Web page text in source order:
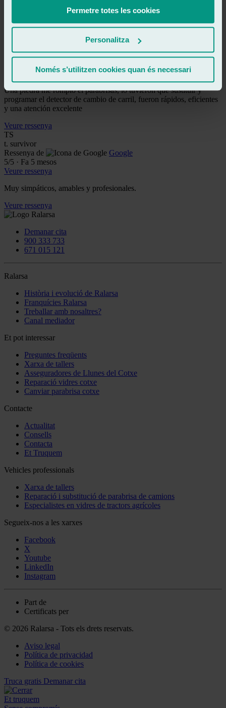
Permetre totes les cookies
Personalitza
Només s’utilitzen cookies quan és necessari
me pregunta dónde tintar las lunes, este es el lugar indicado
Veure ressenya
Ressenya de
Google
Veure ressenya
Una piedra me rompió el parabrisas, lo tuvieron que sustituir y
programar el detector de cambio de carril, fueron rápidos, eficientes
y una atención excelente
Veure ressenya
TS
t. survivor
Ressenya de
Google
5/5 · Fa 5 mesos
Veure ressenya
Muy simpáticos, amables y profesionales.
Veure ressenya
Demanar cita
900 333 733
671 015 121
Ralarsa
Història i evolució de Ralarsa
Franquícies Ralarsa
Treballar amb nosaltres?
Canal mediador
Et pot interessar
Preguntes freqüents
Xarxa de tallers
Asseguradores de Llunes del Cotxe
Reparació vidres cotxe
Canviar parabrisa cotxe
Contacte
Actualitat
Consells
Contacta
Et Truquem
Vehicles professionals
Xarxa de tallers
Reparació i substitució de parabrisa de camions
Especialistes en vidres de tractors agrícoles
Segueix-nos a les xarxes
Facebook
X
Youtube
LinkedIn
Instagram
Part de
Certificats per
© 2026 Ralarsa - Tots els drets reservats.
Aviso legal
Política de privacidad
Política de cookies
Truca gratis Demanar cita
Et truquem